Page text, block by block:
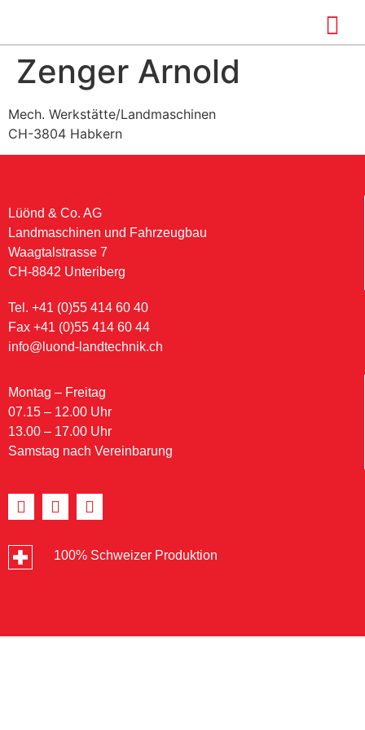
Zenger Arnold
Mech. Werkstätte/Landmaschinen
CH-3804 Habkern
Lüönd & Co. AG
Landmaschinen und Fahrzeugbau
Waagtalstrasse 7
CH-8842 Unteriberg
Tel. +41 (0)55 414 60 40
Fax +41 (0)55 414 60 44
info@luond-landtechnik.ch
Montag – Freitag
07.15 – 12.00 Uhr
13.00 – 17.00 Uhr
Samstag nach Vereinbarung
100% Schweizer Produktion